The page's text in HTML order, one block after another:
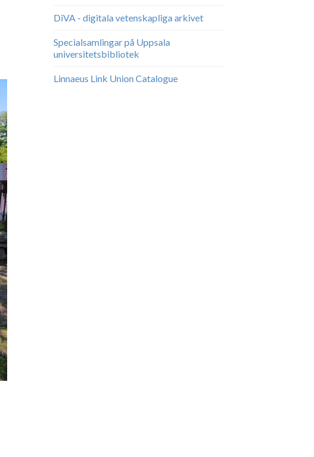
DiVA - digitala vetenskapliga arkivet
Specialsamlingar på Uppsala
universitetsbibliotek
Linnaeus Link Union Catalogue